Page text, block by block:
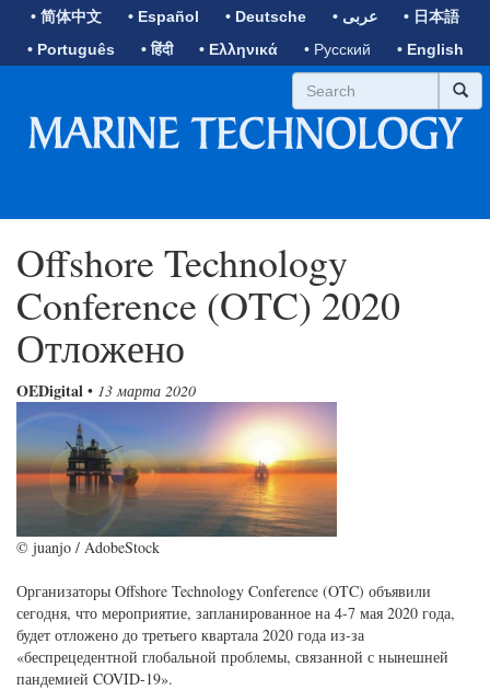
• 简体中文 • Español • Deutsche • عربى
• 日本語
• Português
• हिंदी • Ελληνικά • Русский • English
Offshore Technology
Conference (OTC) 2020
Отложено
OEDigital • 13 марта 2020
© juanjo / AdobeStock
Организаторы Offshore Technology Conference (OTC) объявили
сегодня, что мероприятие, запланированное на 4-7 мая 2020 года,
будет отложено до третьего квартала 2020 года из-за
«беспрецедентной глобальной проблемы, связанной с нынешней
пандемией COVID-19».